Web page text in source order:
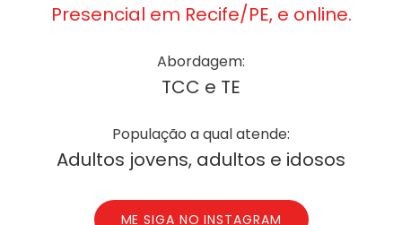
Presencial em Recife/PE, e online.
Abordagem:
TCC e TE
População a qual atende:
Adultos jovens, adultos e idosos
ME SIGA NO INSTAGRAM